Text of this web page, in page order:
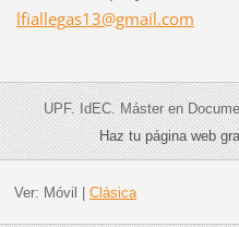
lfiallegas13@gmail.com
UPF. IdEC. Máster en
Haz tu página web
Ver: Móvil Clásica